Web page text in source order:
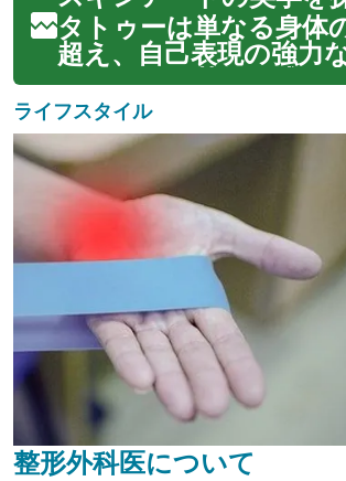
えながら受け継がれて
ンクアートは、社会の
もにその意味合いや技
させてきました...
タトゥーは単なる身体
超え、自己表現の強力
して、また芸術形式と
されています。皮膚を
バスとし、インクと針
て物語、信念、記憶、
性を永続的に刻み込む
からの実践は、現代社
てもその魅力を...
ライフスタイル
整形外科医について